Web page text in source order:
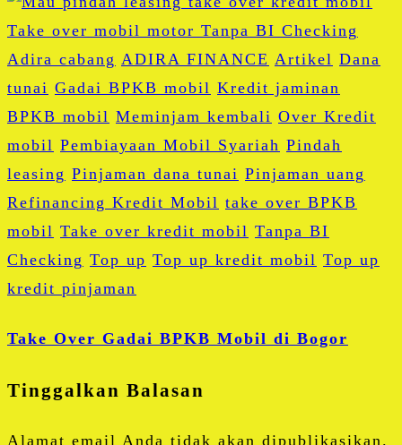
Adira cabang ADIRA FINANCE Artikel Dana
tunai Gadai BPKB mobil Kredit jaminan
BPKB mobil Meminjam kembali Over Kredit
mobil Pembiayaan Mobil Syariah Pindah
leasing Pinjaman dana tunai Pinjaman uang
Refinancing Kredit Mobil take over BPKB
mobil Take over kredit mobil Tanpa BI
Checking Top up Top up kredit mobil Top up
kredit pinjaman
Take Over Gadai BPKB Mobil di Bogor
Tinggalkan Balasan
Alamat email Anda tidak akan dipublikasikan.